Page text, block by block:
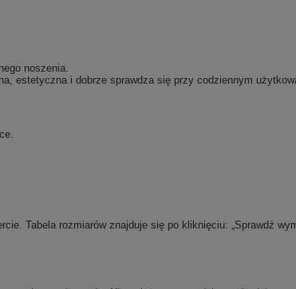
noszenia.
estetyczna i dobrze sprawdza się przy codziennym
Tabela rozmiarów znajduje się po kliknięciu: „Sprawdź